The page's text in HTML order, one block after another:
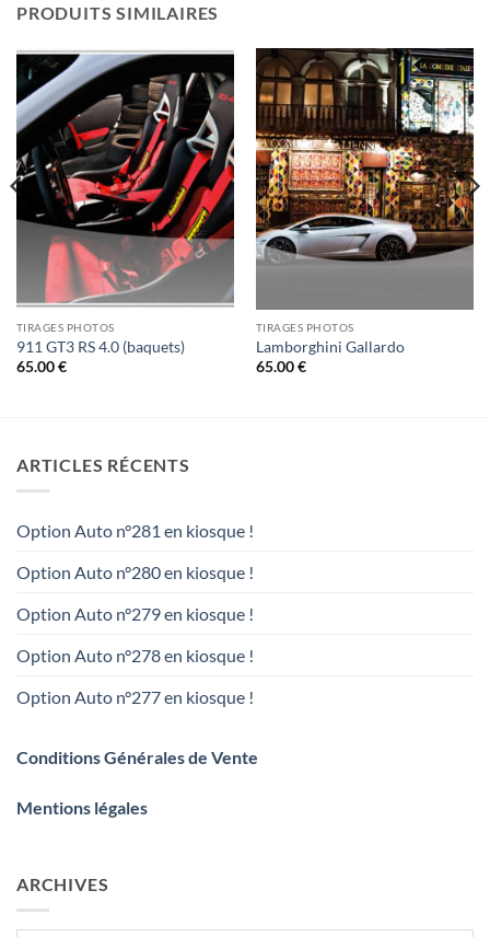
PRODUITS SIMILAIRES
TIRAGES PHOTOS
911 GT3 RS 4.0 (baquets)
65.00€
TIRAGES PHOTOS
Lamborghini Gallardo
65.00€
ARTICLES RÉCENTS
Option Auto n°281 en kiosque !
Option Auto n°280 en kiosque !
Option Auto n°279 en kiosque !
Option Auto n°278 en kiosque !
Option Auto n°277 en kiosque !
Conditions Générales de Vente
Mentions légales
ARCHIVES